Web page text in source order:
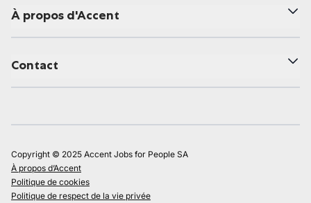
À propos d'Accent
Contact
Copyright © 2025 Accent Jobs for People SA
À propos d’Accent
Politique de cookies
Politique de respect de la vie privée